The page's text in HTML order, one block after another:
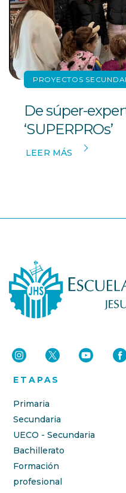
PROYECTOS
De súper-
‘SUPERPROs’
LEER MÁS
ETAPAS
Primaria
Secundaria
UECO - Secundaria
Bachillerato
Formación
profesional